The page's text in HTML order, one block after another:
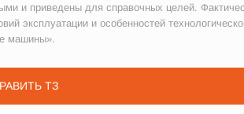
и приведены для справочных целей.
эксплуатации и особенностей
машины».
ТЗ